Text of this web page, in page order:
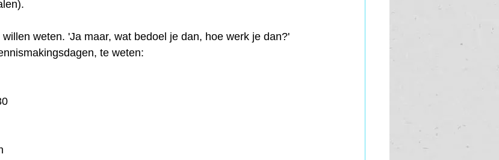
weten. 'Ja maar, wat bedoel je dan, hoe werk je dan?'
te weten: